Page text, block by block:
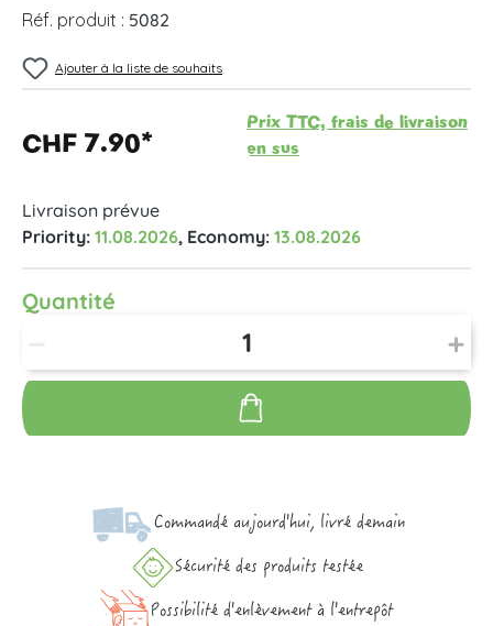
Réf. produit : 5082
Ajouter à la liste de souhaits
CHF 7.90*
Prix TTC, frais de livraison
en sus
Livraison prévue
Priority: 11.08.2026, Economy: 13.08.2026
Quantité
Commandé aujourd'hui, livré demain
Sécurité des produits testée
Possibilité d'enlèvement à l'entrepôt